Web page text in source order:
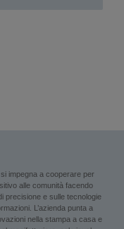
impegna a cooperare per
alle comunità facendo
precisione e sulle tecnologie